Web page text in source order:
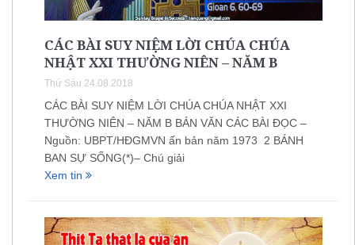
CÁC BÀI SUY NIỆM LỜI CHÚA CHÚA
NHẬT XXI THƯỜNG NIÊN – NĂM B
Thứ Sáu 24.08.2018
CÁC BÀI SUY NIỆM LỜI CHÚA CHÚA NHẬT XXI
THƯỜNG NIÊN – NĂM B BẢN VĂN CÁC BÀI ĐỌC –
Nguồn: UBPT/HĐGMVN ấn bản năm 1973 2 BÁNH
BAN SỰ SỐNG(*)– Chú giải
Xem tin